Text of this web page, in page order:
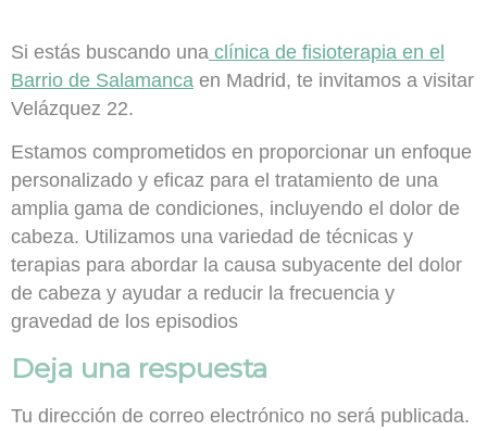
Si estás buscando una clínica de fisioterapia en el
Barrio de Salamanca en Madrid, te invitamos a visitar
Velázquez 22.
Estamos comprometidos en proporcionar un enfoque
personalizado y eficaz para el tratamiento de una
amplia gama de condiciones, incluyendo el dolor de
cabeza. Utilizamos una variedad de técnicas y
terapias para abordar la causa subyacente del dolor
de cabeza y ayudar a reducir la frecuencia y
gravedad de los episodios
Deja una respuesta
Tu dirección de correo electrónico no será publicada.